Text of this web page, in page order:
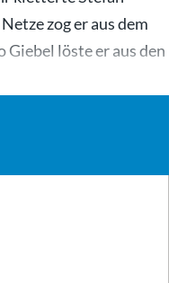
zog er aus dem
löste er aus den